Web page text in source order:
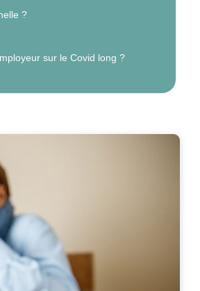
?
sur le Covid long ?